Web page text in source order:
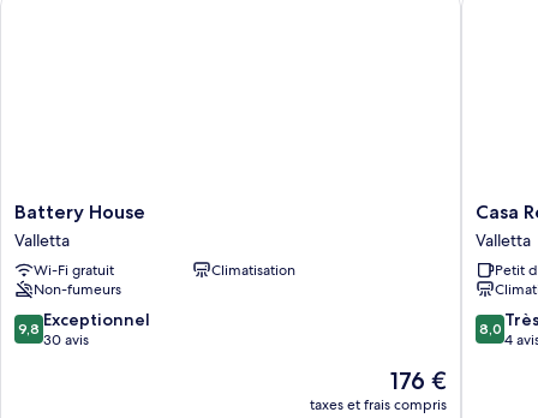
Battery
House
Valletta
Battery House
Valletta
Wi-Fi gratuit
Climatisation
Non-fumeurs
9.8
sur
9,8 Exceptionnel
30 avis
Le
nouveau
176 €
taxes et frais compris
Casa
Reale
Valletta
Casa
Valletta
Petit
8.0
sur
8,0
4